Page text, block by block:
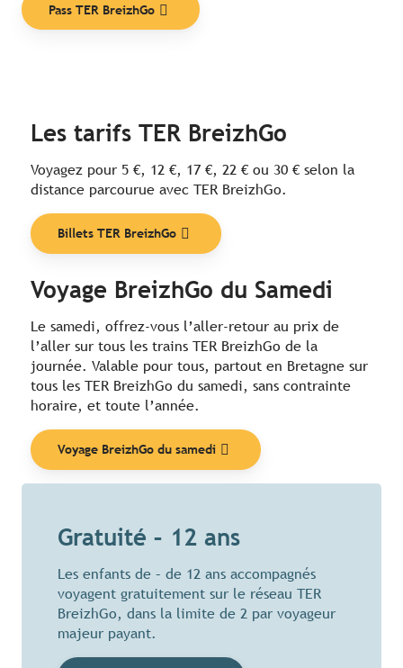
Pass TER BreizhGo
Les tarifs TER BreizhGo
Voyagez pour 5 €, 12 €, 17 €, 22 € ou 30 € selon la
distance parcourue avec TER BreizhGo.
Billets TER BreizhGo
Voyage BreizhGo du Samedi
Le samedi, offrez-vous l’aller-retour au prix de
l’aller sur tous les trains TER BreizhGo de la
journée. Valable pour tous, partout en Bretagne sur
tous les TER BreizhGo du samedi, sans contrainte
horaire, et toute l’année.
Voyage BreizhGo du samedi
Gratuité – 12 ans
Les enfants de – de 12 ans accompagnés
voyagent gratuitement sur le réseau TER
BreizhGo, dans la limite de 2 par voyageur
majeur payant.